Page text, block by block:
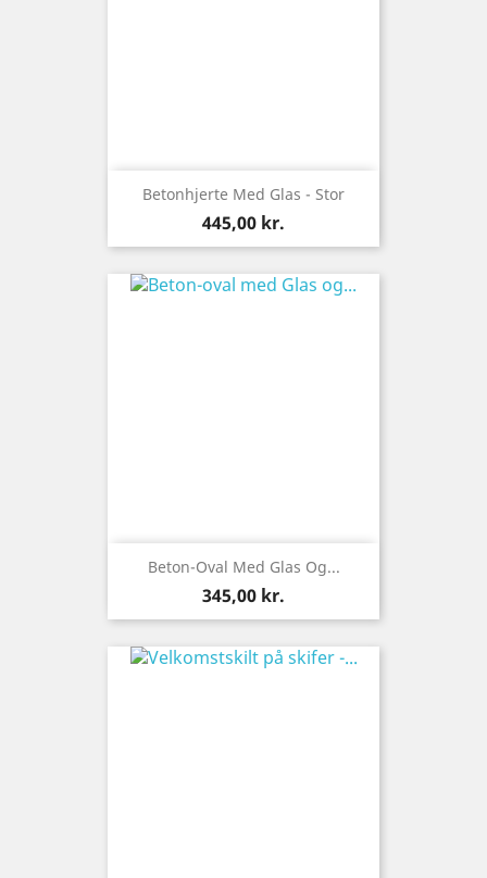
Betonhjerte Med Glas - Stor
Pris
445,00 kr.
Beton-Oval Med Glas Og...
Pris
345,00 kr.